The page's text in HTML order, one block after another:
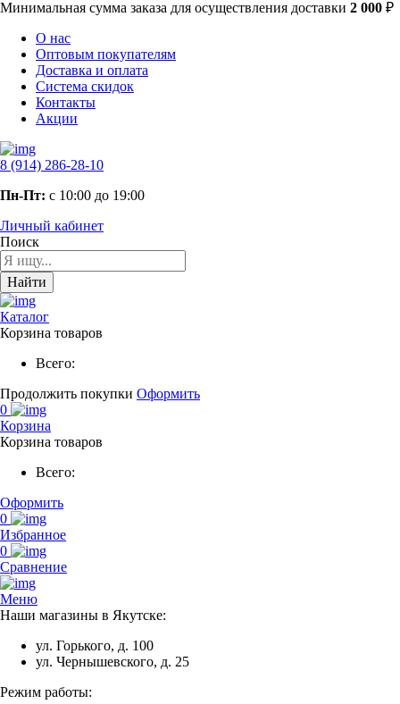
Минимальная сумма заказа для осуществления доставки 2 000 ₽
О нас
Оптовым покупателям
Доставка и оплата
Система скидок
Контакты
Акции
8 (914) 286-28-10
Пн-Пт: с 10:00 до 19:00
Личный кабинет
Поиск
Найти
Каталог
Корзина товаров
Всего:
Продолжить покупки Оформить
0
Корзина
Корзина товаров
Всего:
Оформить
0
Избранное
0
Сравнение
Меню
Наши магазины в Якутске:
ул. Горького, д. 100
ул. Чернышевского, д. 25
Режим работы: